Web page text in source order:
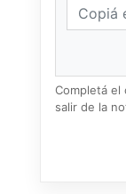
Completá el
salir de la